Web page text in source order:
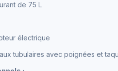
de 75 L
électrique
tubulaires avec poignées et